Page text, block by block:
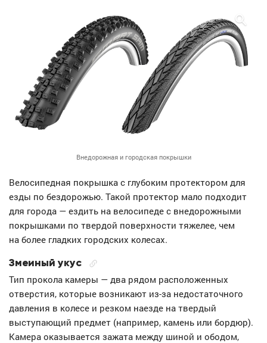
Внедорожная и городская покрышки
Велосипедная покрышка с глубоким протектором для
езды по бездорожью. Такой протектор мало подходит
для города — ездить на велосипеде с внедорожными
покрышками по твердой поверхности тяжелее, чем
на более гладких городских колесах.
Змеиный укус
Тип прокола камеры — два рядом расположенных
отверстия, которые возникают из-за недостаточного
давления в колесе и резком наезде на твердый
выступающий предмет (например, камень или бордюр).
Камера оказывается зажата между шиной и ободом,